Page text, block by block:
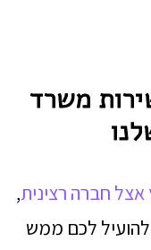
משרד
חברה רצינית,
להועיל לכם ממש